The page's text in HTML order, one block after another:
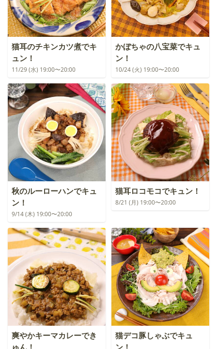
猫耳のチキンカツ煮でキ
ュン！
11/29 (水) 19:00〜20:00
かぼちゃの八宝菜でキュ
ン！
10/24 (火) 19:00〜20:00
秋のルーローハンでキュ
ン！
9/14 (木) 19:00〜20:00
猫耳ロコモコでキュン！
8/21 (月) 19:00〜20:00
爽やかキーマカレーでき
猫デコ豚しゃぶでキュ